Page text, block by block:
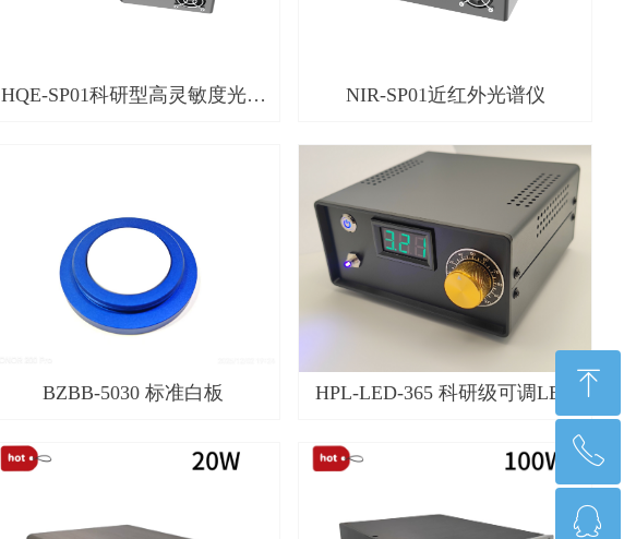
HQE-SP01科研型高灵敏度光谱
NIR-SP01近红外光谱仪
BZBB-5030 标准白板
HPL-LED-365 科研级可调LED ꁸ
回到顶部
ꂅ
17268550255
ꁗ